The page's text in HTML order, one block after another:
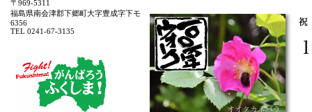
〒969-5311
福島県南会津郡下郷町大字豊成字下モ
6356
TEL 0241-67-3135